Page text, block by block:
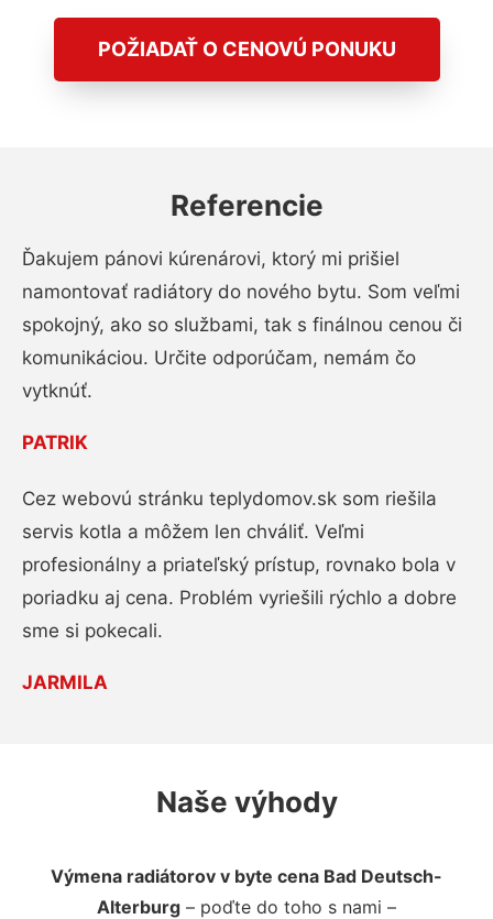
POŽIADAŤ O CENOVÚ PONUKU
Referencie
Ďakujem pánovi kúrenárovi, ktorý mi prišiel
namontovať radiátory do nového bytu. Som veľmi
spokojný, ako so službami, tak s finálnou cenou či
komunikáciou. Určite odporúčam, nemám čo
vytknúť.
PATRIK
Cez webovú stránku teplydomov.sk som riešila
servis kotla a môžem len chváliť. Veľmi
profesionálny a priateľský prístup, rovnako bola v
poriadku aj cena. Problém vyriešili rýchlo a dobre
sme si pokecali.
JARMILA
Naše výhody
Výmena radiátorov v byte cena Bad Deutsch-
Alterburg – poďte do toho s nami –